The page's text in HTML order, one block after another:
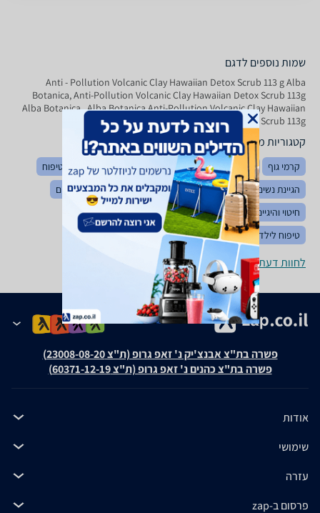
שמות נוספים לדגם
Anti - Pollution Volcanic Clay Hawaiian Detox Scrub 113 g Alba
Botanica, Anti-Pollution Volcanic Clay Hawaiian Detox Scrub 113g
Alba Botanica , Alba Botanica Anti-Pollution Volcanic Clay Hawaiian
Detox Scrub 113g
קטגוריות משלימות
קרמי גוף קרמי עיניים איפור עיניים איפור פנים
ערכות טיפוח
הגיינת נשים
שפתונים כלי איפור טיפוח ציפורניים
שמנים
חיטוי והיגיינה אישית
טיפוח שיער
קרמי הגנה ושיזוף
טיפוח לילדים ותינוקות
תיקי רחצה ואיפור
לחוות דעת ופרטי החנויות
פשרה בת"צ אבנצ'יק נ' זאפ גרופ (ת"צ 23008-08-20)
פשרה בת"צ כהנים נ' זאפ גרופ (ת"צ 60371-12-19)
אודות
שימושי
עזרה
פרסום ב-zap